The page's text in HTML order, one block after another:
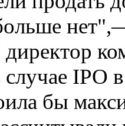
директор
IPO
бы